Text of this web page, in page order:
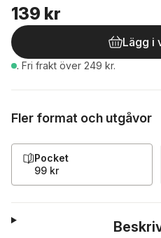
139 kr
Lägg i
. Fri frakt över 249 kr.
Fler format och utgåvor
Pocket
99 kr